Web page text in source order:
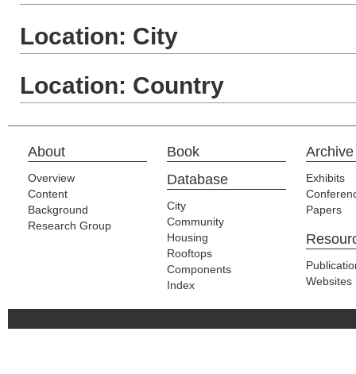
Location: City
Location: Country
About
Overview
Content
Background
Research Group
Book
Database
City
Community
Housing
Rooftops
Components
Index
Archive
Exhibits
Papers
Websites